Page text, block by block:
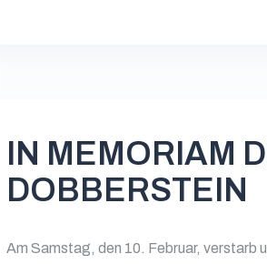
IN MEMORIAM
DOBBERSTEIN
Am Samstag, den 10. Februar, verstarb